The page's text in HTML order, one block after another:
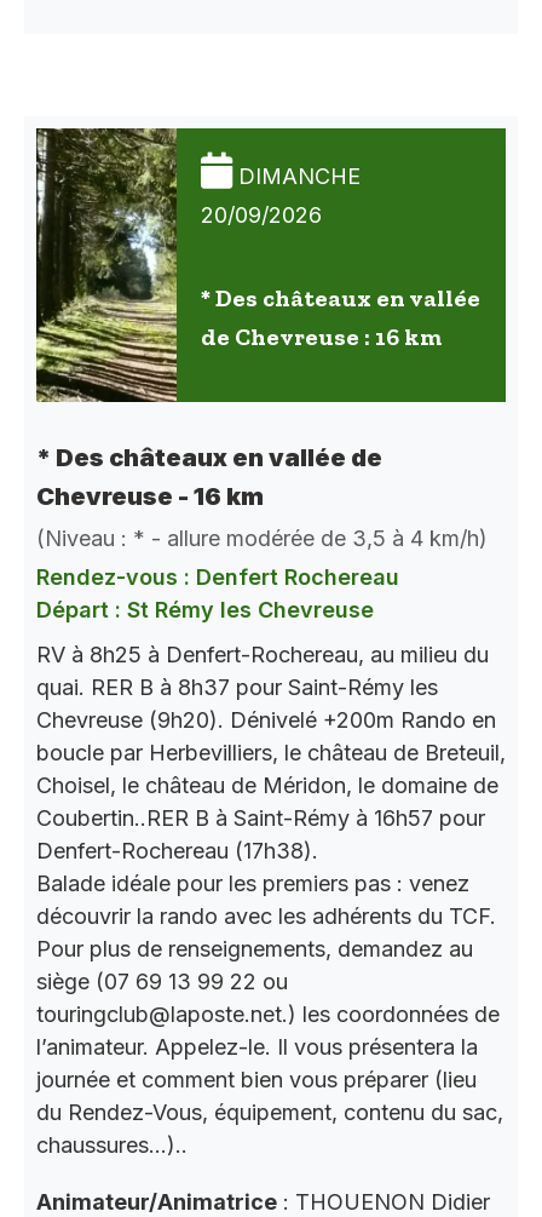
DIMANCHE
20/09/2026
* Des châteaux en vallée
de Chevreuse : 16 km
* Des châteaux en vallée de
Chevreuse - 16 km
(Niveau : * - allure modérée de 3,5 à 4 km/h)
Rendez-vous : Denfert Rochereau
Départ : St Rémy les Chevreuse
RV à 8h25 à Denfert-Rochereau, au milieu du
quai. RER B à 8h37 pour Saint-Rémy les
Chevreuse (9h20). Dénivelé +200m Rando en
boucle par Herbevilliers, le château de Breteuil,
Choisel, le château de Méridon, le domaine de
Coubertin..RER B à Saint-Rémy à 16h57 pour
Denfert-Rochereau (17h38).
Balade idéale pour les premiers pas : venez
découvrir la rando avec les adhérents du TCF.
Pour plus de renseignements, demandez au
siège (07 69 13 99 22 ou
touringclub@laposte.net.) les coordonnées de
l’animateur. Appelez-le. Il vous présentera la
journée et comment bien vous préparer (lieu
du Rendez-Vous, équipement, contenu du sac,
chaussures…)..
Animateur/Animatrice : THOUENON Didier